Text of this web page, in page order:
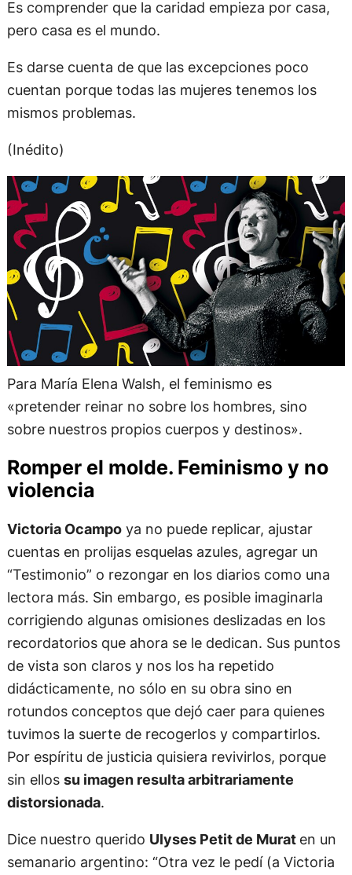
Es comprender que la caridad empieza por casa,
pero casa es el mundo.
Es darse cuenta de que las excepciones poco
cuentan porque todas las mujeres tenemos los
mismos problemas.
(Inédito)
Para María Elena Walsh, el feminismo es
«pretender reinar no sobre los hombres, sino
sobre nuestros propios cuerpos y destinos».
Romper el molde. Feminismo y no
violencia
Victoria Ocampoya no puede replicar, ajustar
cuentas en prolijas esquelas azules, agregar un
“Testimonio” o rezongar en los diarios como una
lectora más. Sin embargo, es posible imaginarla
corrigiendo algunas omisiones deslizadas en los
recordatorios que ahora se le dedican. Sus puntos
de vista son claros y nos los ha repetido
didácticamente, no sólo en su obra sino en
rotundos conceptos que dejó caer para quienes
tuvimos la suerte de recogerlos y compartirlos.
Por espíritu de justicia quisiera revivirlos, porque
sin ellos su imagen resulta arbitrariamente
distorsionada.
Dice nuestro querido Ulyses Petit de Murat en un
semanario argentino: “Otra vez le pedí (a Victoria